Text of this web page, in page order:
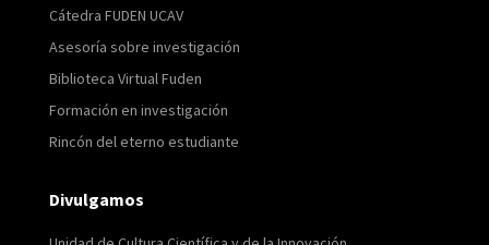
Cátedra FUDEN UCAV
Asesoría sobre investigación
Biblioteca Virtual Fuden
Formación en investigación
Rincón del eterno estudiante
Divulgamos